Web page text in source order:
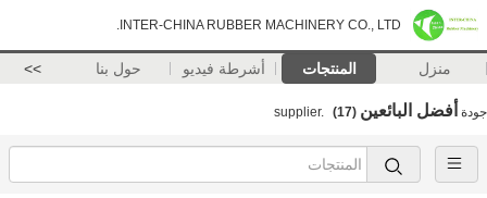
INTER-CHINA RUBBER MACHINERY CO., LTD.
منزل المنتجات أشرطة فيديو حول بنا >>
جودة أفضل البائعين (17)